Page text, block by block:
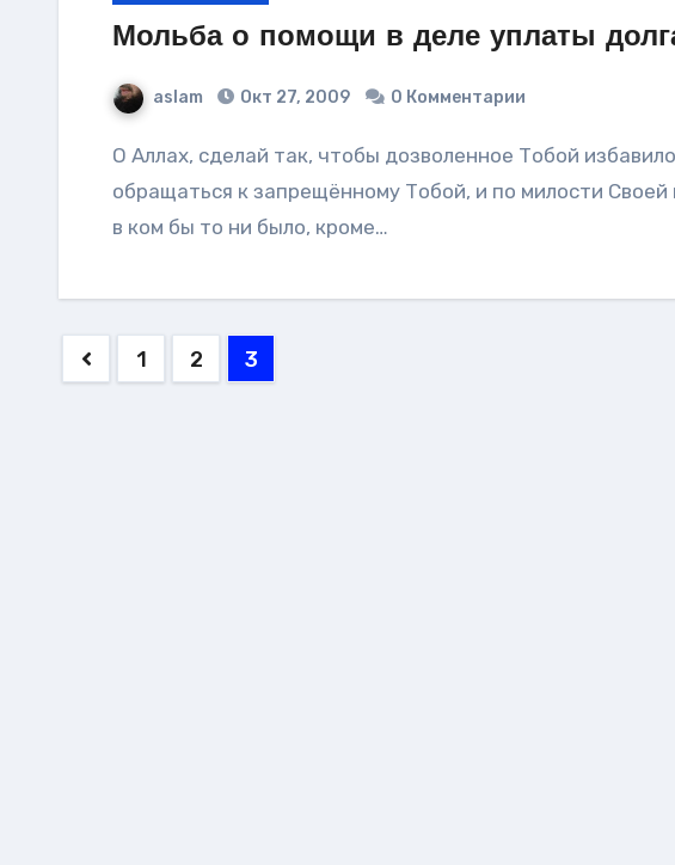
Мольба о помощи в деле уплаты
aslam Окт 27, 2009 0 Комментарии
О Аллах, сделай так, чтобы дозволенное Тобой избавило меня от необходимости
обращаться к запрещённому Тобой, и по милости
в ком бы то ни было, кроме…
Навигация
1 2 3